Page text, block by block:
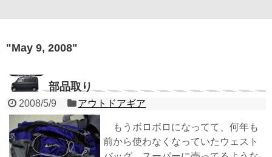
"May 9, 2008"
部品取り
2008/5/9 アウトドアギア
もうボロボロになってて、何年も
前から使わなくなっていたウェスト